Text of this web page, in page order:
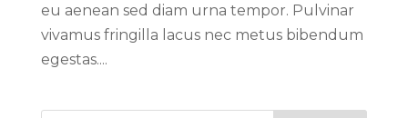
eu aenean sed diam urna tempor. Pulvinar
vivamus fringilla lacus nec metus bibendum
egestas....